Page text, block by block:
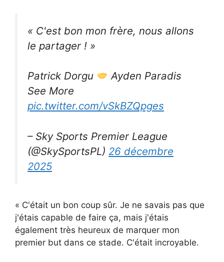
« C'est bon mon frère, nous allons
le partager ! »
Patrick Dorgu
Ayden Paradis
See More
pic.twitter.com/vSkBZQpges
– Sky Sports Premier League
(@SkySportsPL) 26 décembre
2025
« C'était un bon coup sûr. Je ne savais pas que
j'étais capable de faire ça, mais j'étais
également très heureux de marquer mon
premier but dans ce stade. C'était incroyable.